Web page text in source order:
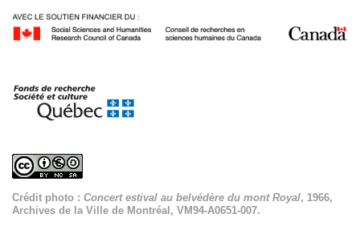
Crédit photo : Concert estival au belvédère du mont Royal, 1966,
Archives de la Ville de Montréal, VM94-A0651-007.